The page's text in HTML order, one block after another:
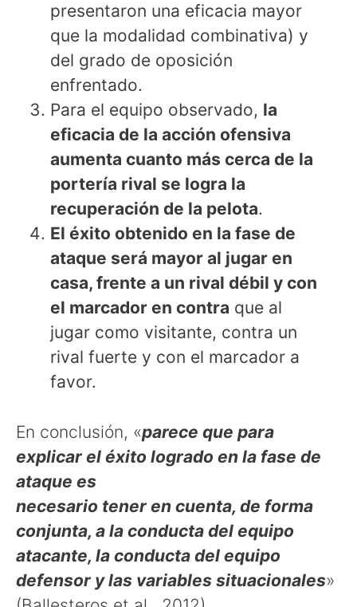
presentaron una eficacia mayor
que la modalidad combinativa) y
del grado de oposición
enfrentado.
Para el equipo observado, la
eficacia de la acción ofensiva
aumenta cuanto más cerca de la
portería rival se logra la
recuperación de la pelota.
El éxito obtenido en la fase de
ataque será mayor al jugar en
casa, frente a un rival débil y con
el marcador en contra que al
jugar como visitante, contra un
rival fuerte y con el marcador a
favor.
En conclusión, «parece que para
explicar el éxito logrado en la fase de
ataque es
necesario tener en cuenta, de forma
conjunta, a la conducta del equipo
atacante, la conducta del equipo
defensor y las variables situacionales»